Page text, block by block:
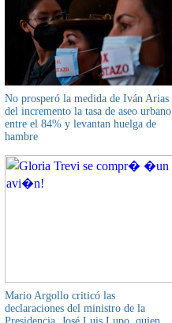
No prosperó la medida de Iván Arias
del incremento la tasa de aseo urbano
entre el 84% y levantan huelga de
hambre
Mario Argollo criticó las
declaraciones del ministro de la